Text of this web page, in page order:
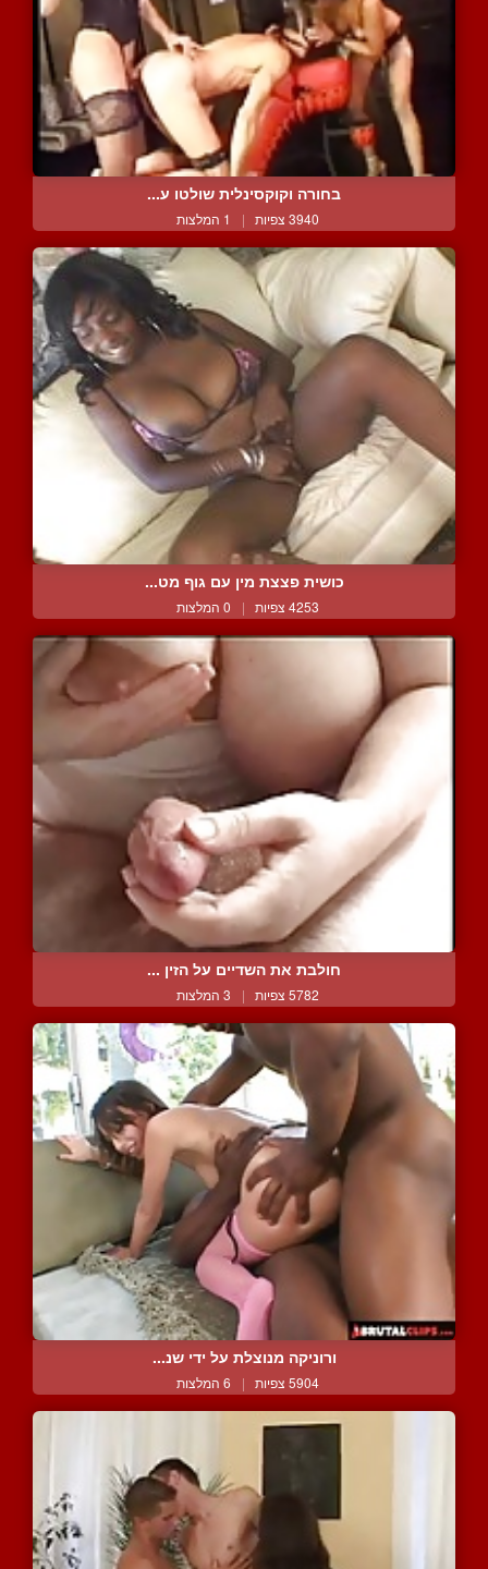
בחורה וקוקסינלית שולטו ע...
3940 צפיות | 1 המלצות
כושית פצצת מין עם גוף מט...
4253 צפיות | 0 המלצות
חולבת את השדיים על הזין ...
5782 צפיות | 3 המלצות
ורוניקה מנוצלת על ידי שנ...
5904 צפיות | 6 המלצות